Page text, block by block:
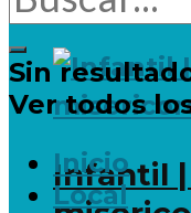
Infantil |
Sin
Ver todos
Inicio
Local